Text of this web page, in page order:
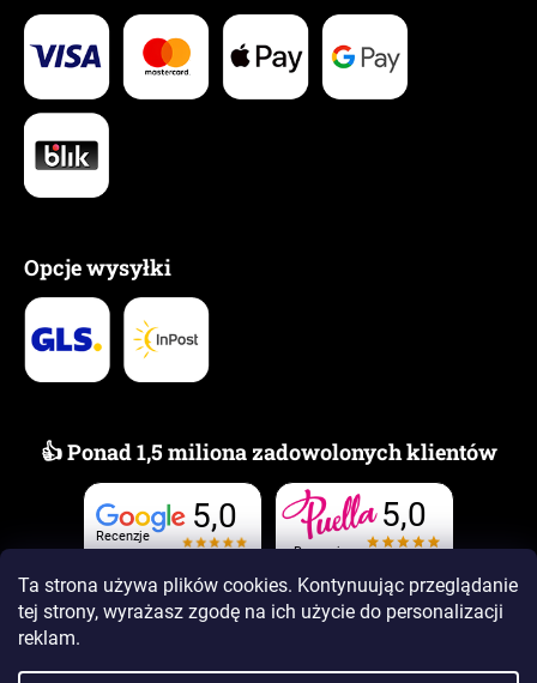
Ta strona używa plików cookies. Kontynuując przeglądanie
tej strony, wyrażasz zgodę na ich użycie do personalizacji
reklam.
Opcje wysyłki
👍 Ponad 1,5 miliona zadowolonych klientów
Recenzje
5,0
Recenzje
5,0